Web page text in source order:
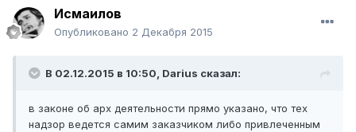
Исмаилов
Опубликовано 2 Декабря 2015
В 02.12.2015 в 10:50, Darius сказал:
в законе об арх деятельности прямо указано, что тех
надзор ведется самим заказчиком либо привлеченным